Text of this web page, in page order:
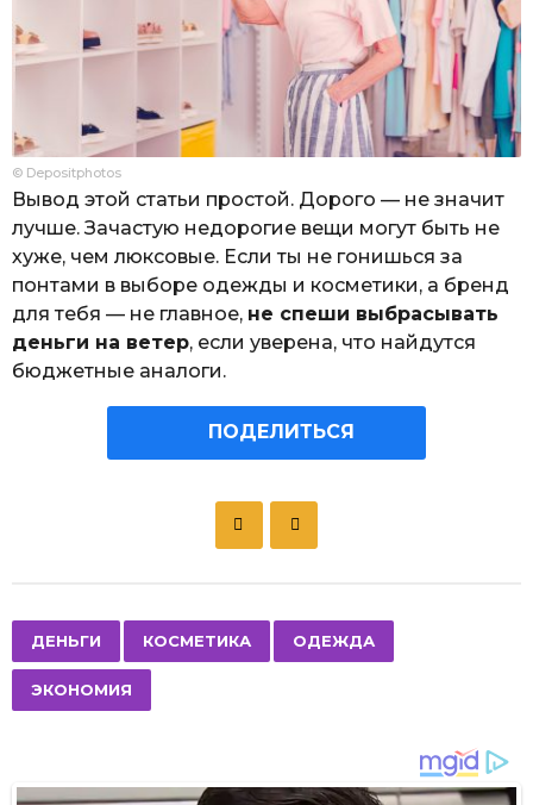
© Depositphotos
Вывод этой статьи простой. Дорого — не значит
лучше. Зачастую недорогие вещи могут быть не
хуже, чем люксовые. Если ты не гонишься за
понтами в выборе одежды и косметики, а бренд
для тебя — не главное, не спеши выбрасывать
деньги на ветер, если уверена, что найдутся
бюджетные аналоги.
ПОДЕЛИТЬСЯ
a
g
a
ДЕНЬГИ КОСМЕТИКА ОДЕЖДА
ЭКОНОМИЯ